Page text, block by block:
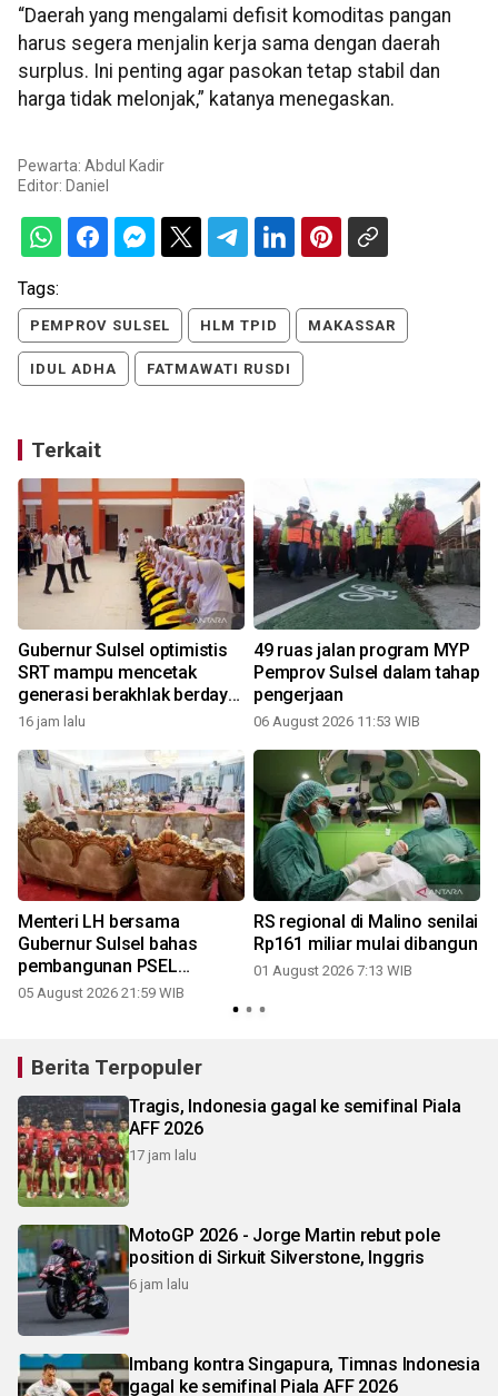
“Daerah yang mengalami defisit komoditas pangan
harus segera menjalin kerja sama dengan daerah
surplus. Ini penting agar pasokan tetap stabil dan
harga tidak melonjak,” katanya menegaskan.
Pewarta: Abdul Kadir
Editor: Daniel
Tags:
PEMPROV SULSEL HLM TPID MAKASSAR
IDUL ADHA FATMAWATI RUSDI
Terkait
Gubernur Sulsel optimistis
SRT mampu mencetak
generasi berakhlak berdaya
saing
16 jam lalu
49 ruas jalan program MYP
Pemprov Sulsel dalam tahap
pengerjaan
06 August 2026 11:53 WIB
Menteri LH bersama
Gubernur Sulsel bahas
pembangunan PSEL
Mamminasata
05 August 2026 21:59 WIB
RS regional di Malino senilai
Rp161 miliar mulai dibangun
01 August 2026 7:13 WIB
Berita Terpopuler
Tragis, Indonesia gagal ke semifinal Piala
AFF 2026
17 jam lalu
MotoGP 2026 - Jorge Martin rebut pole
position di Sirkuit Silverstone, Inggris
6 jam lalu
Imbang kontra Singapura, Timnas Indonesia
gagal ke semifinal Piala AFF 2026